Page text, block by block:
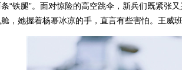
“铁腿”。面对惊险的高空跳伞，新兵们既紧张
，她握着杨幂冰凉的手，直言有些害怕。王威